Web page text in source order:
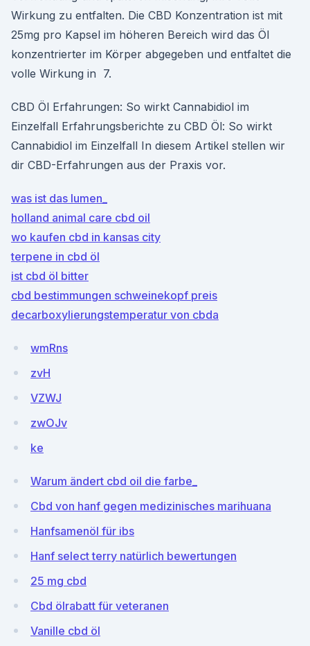
Wirkung zu entfalten. Die CBD Konzentration ist mit
25mg pro Kapsel im höheren Bereich wird das Öl
konzentrierter im Körper abgegeben und entfaltet die
volle Wirkung in 7.
CBD Öl Erfahrungen: So wirkt Cannabidiol im
Einzelfall Erfahrungsberichte zu CBD Öl: So wirkt
Cannabidiol im Einzelfall In diesem Artikel stellen wir
dir CBD-Erfahrungen aus der Praxis vor.
was ist das lumen_
holland animal care cbd oil
wo kaufen cbd in kansas city
terpene in cbd öl
ist cbd öl bitter
cbd bestimmungen schweinekopf preis
decarboxylierungstemperatur von cbda
wmRns
zvH
VZWJ
zwOJv
ke
Warum ändert cbd oil die farbe_
Cbd von hanf gegen medizinisches marihuana
Hanfsamenöl für ibs
Hanf select terry natürlich bewertungen
25 mg cbd
Cbd ölrabatt für veteranen
Vanille cbd öl